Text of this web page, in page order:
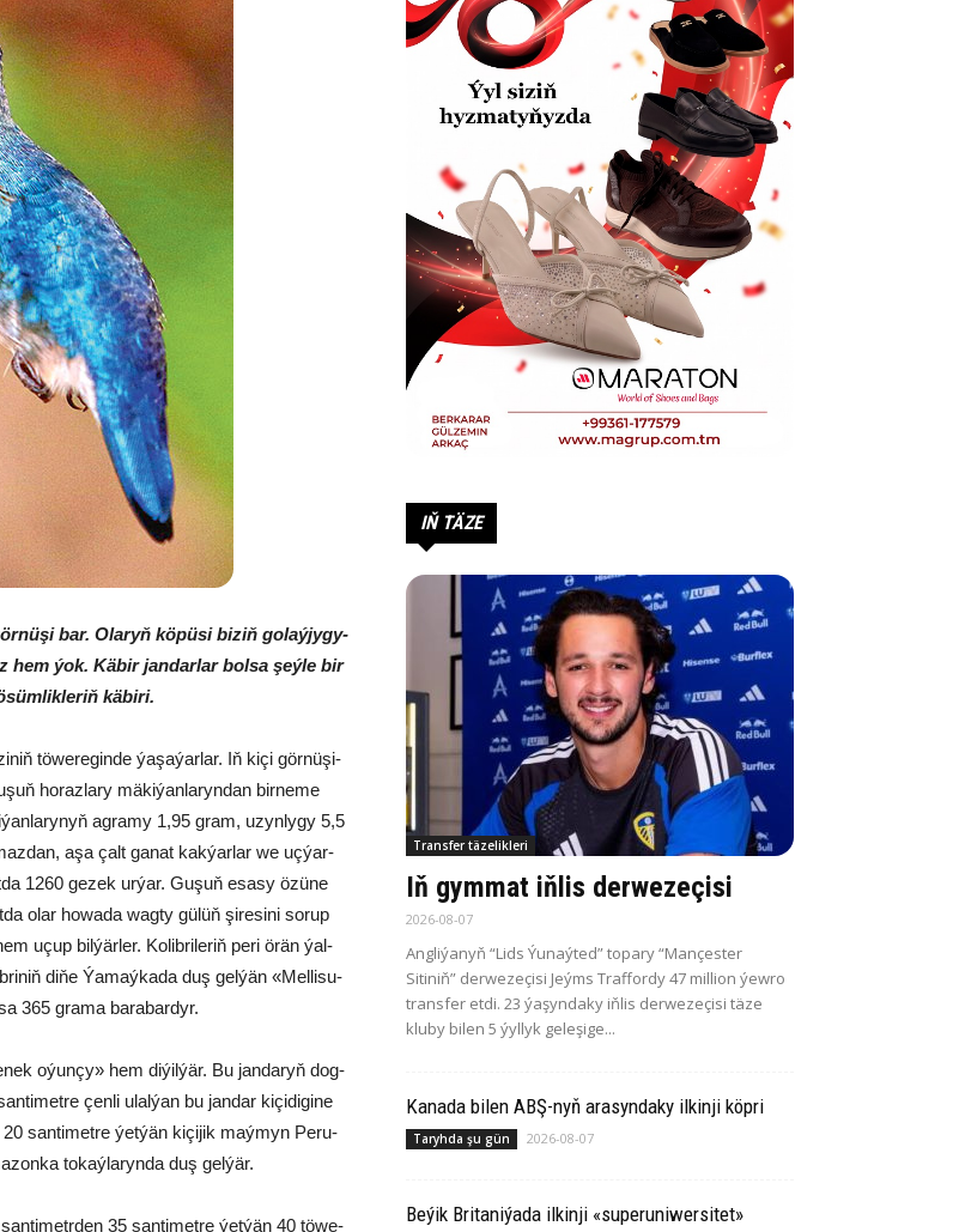
bar. Ola­ryň kö­pü­si bi­ziň go­laý­jy­gy­
hem ýok. Kä­bir jan­dar­lar bol­sa şeý­le bir
kä­bi­ri.
tö­we­re­gin­de ýa­şa­ýar­lar. Iň ki­çi gör­nü­şi­
ho­raz­la­ry mä­ki­ýan­la­ryn­dan bir­ne­me
ag­ra­my 1,95 g­ram, uzyn­ly­gy 5,5
aşa çalt ga­nat kak­ýar­lar we uç­ýar­
1260 ge­zek ur­ýar. Gu­şuň esa­sy özü­ne
olar ho­wa­da wag­ty gü­lüň şi­re­si­ni so­rup
uçup bil­ýär­ler. Ko­lib­ri­le­riň pe­ri örän ýal­
di­ňe Ýa­maý­ka­da duş gel­ýän «Mel­li­su­
365 gra­ma ba­ra­bar­dyr.
oýun­çy» hem di­ýil­ýär. Bu jandaryň dog­
çen­li ulal­ýan bu jan­dar ki­çi­di­gi­ne
san­ti­met­re ýet­ýän kiçijik maý­myn Pe­ru­
to­kaý­la­ryn­da duş gel­ýär.
35 san­ti­met­re ýet­ýän 40 tö­we­
IŇ TÄZE
Transfer täzelikleri
Iň gymmat iňlis derwezeçisi
2026-08-07
Angliýanyň “Lids Ýunaýted” topary “Mançester
Sitiniň” derwezeçisi Jeýms Traffordy 47 million ýewro
transfer etdi. 23 ýaşyndaky iňlis derwezeçisi täze
kluby bilen 5 ýyllyk geleşige...
Ka­na­da bilen ABŞ-nyň arasyndaky ilkinji köp­ri
Taryhda şu gün 2026-08-07
Beýik Britaniýada ilkinji «superuniwersitet»